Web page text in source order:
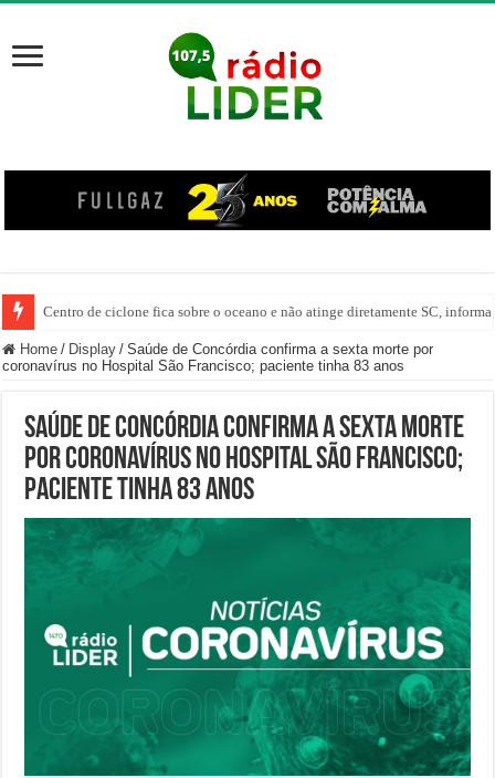
Centro de ciclone fica sobre o oceano e não atinge diretamente SC,
Home / Display / Saúde de Concórdia confirma a sexta morte por
coronavírus no Hospital São Francisco; paciente tinha 83 anos
Saúde de Concórdia confirma a sexta morte
por coronavírus no Hospital São Francisco;
paciente tinha 83 anos